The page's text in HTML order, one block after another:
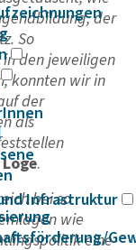
Infrastruktur
der
So
den jeweiligen
konnten wir in
der
als
.
bei so
wie
eine